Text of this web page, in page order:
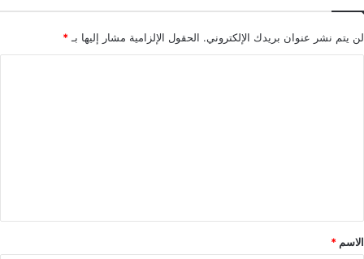
لن يتم نشر عنوان بريدك الإلكتروني. الحقول الإلزامية مشار إليها بـ *
*
الاسم *